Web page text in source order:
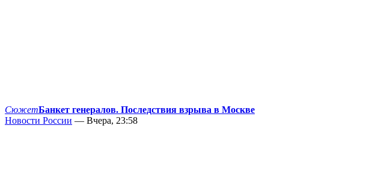
СюжетБанкет генералов. Последствия взрыва в Москве
Новости России — Вчера, 23:58